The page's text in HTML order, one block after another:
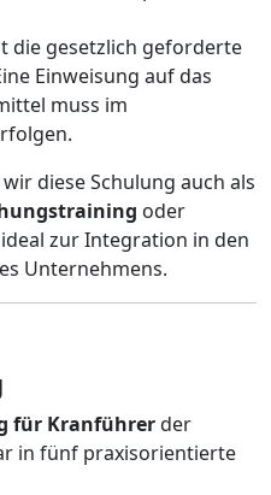
die gesetzlich geforderte
Einweisung auf das
muss im
diese Schulung auch als
oder
zur Integration in den
Unternehmens.
für Kranführerder
in fünf praxisorientierte